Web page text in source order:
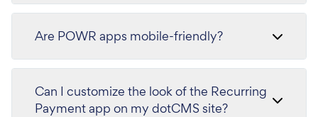
Are POWR apps mobile-friendly?
Can I customize the look of the Recurring
Payment app on my dotCMS site?